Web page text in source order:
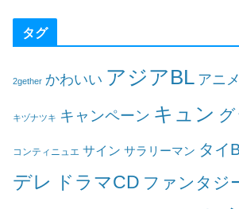
タグ
2gether かわいい アジアBL アニメ
キヅナツキ キャンペーン キュン
コンティニュエ サイン サラリーマン タイ
デレ ドラマCD ファンタジ